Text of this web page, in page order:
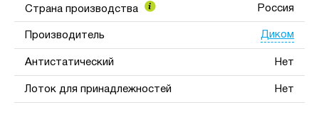
Страна производства Россия
Производитель Диком
Антистатический Нет
Лоток для принадлежностей Нет